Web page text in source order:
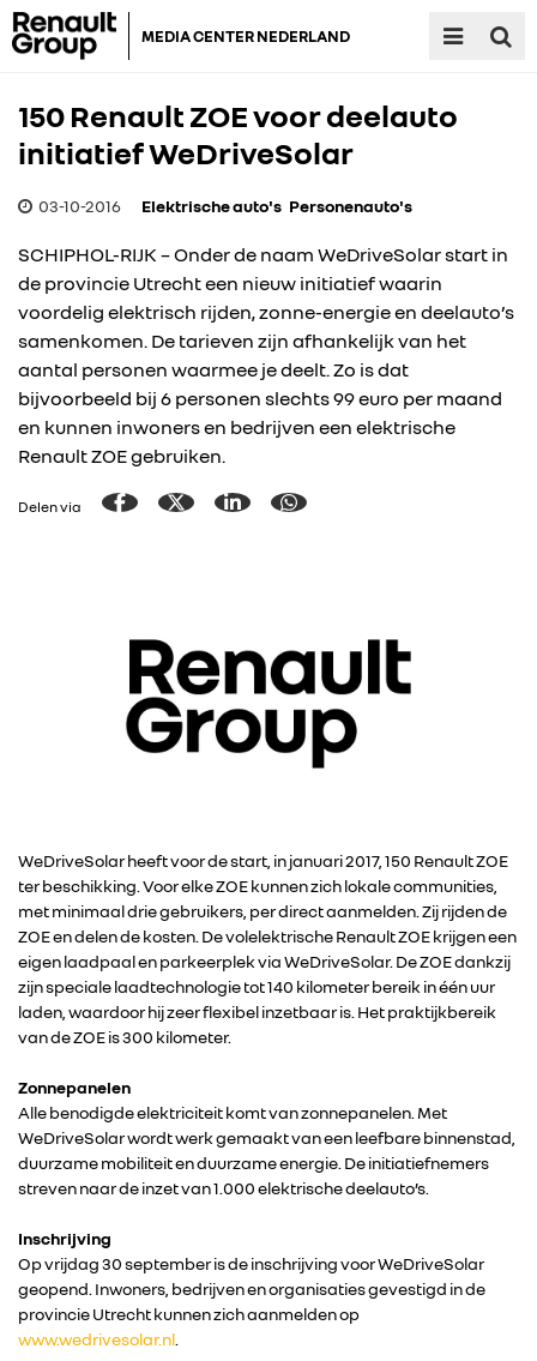
MEDIA CENTER NEDERLAND
RENAULT
DACIA
150 Renault ZOE voor deelauto
initiatief WeDriveSolar
03-10-2016 Elektrische auto's Personenauto's
SCHIPHOL-RIJK – Onder de naam WeDriveSolar start in
de provincie Utrecht een nieuw initiatief waarin
voordelig elektrisch rijden, zonne-energie en deelauto’s
samenkomen. De tarieven zijn afhankelijk van het
aantal personen waarmee je deelt. Zo is dat
bijvoorbeeld bij 6 personen slechts 99 euro per maand
en kunnen inwoners en bedrijven een elektrische
Renault ZOE gebruiken.
Delen via
WeDriveSolar heeft voor de start, in januari 2017, 150 Renault ZOE
ter beschikking. Voor elke ZOE kunnen zich lokale communities,
met minimaal drie gebruikers, per direct aanmelden. Zij rijden de
ZOE en delen de kosten. De volelektrische Renault ZOE krijgen een
eigen laadpaal en parkeerplek via WeDriveSolar. De ZOE dankzij
zijn speciale laadtechnologie tot 140 kilometer bereik in één uur
laden, waardoor hij zeer flexibel inzetbaar is. Het praktijkbereik
van de ZOE is 300 kilometer.
Zonnepanelen
Alle benodigde elektriciteit komt van zonnepanelen. Met
WeDriveSolar wordt werk gemaakt van een leefbare binnenstad,
duurzame mobiliteit en duurzame energie. De initiatiefnemers
streven naar de inzet van 1.000 elektrische deelauto’s.
Inschrijving
Op vrijdag 30 september is de inschrijving voor WeDriveSolar
geopend. Inwoners, bedrijven en organisaties gevestigd in de
provincie Utrecht kunnen zich aanmelden op
www.wedrivesolar.nl